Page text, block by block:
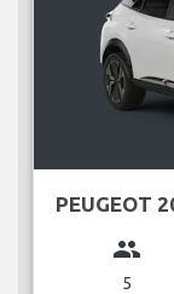
PEUGEOT
group
5